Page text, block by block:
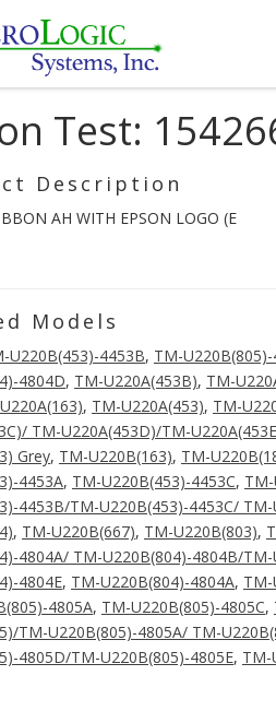
Test:
Description
AH WITH EPSON LOGO (E
Models
U220B(453)-4453B, TM-
4804D, TM-U220A(453B), TM-
, TM-U220A(453), TM-
TM-U220A(453D)/TM-
Grey, TM-U220B(163), TM-
4453A, TM-U220B(453)-4453C,
4453B/TM-U220B(453)-4453C/
, TM-U220B(667), TM-U220B(803),
4804A/ TM-U220B(804)-4804B/
4804E, TM-U220B(804)-4804A, TM-
4805A, TM-U220B(805)-4805C,
TM-U220B(805)-4805A/ TM-
4805D/TM-U220B(805)-4805E, TM-